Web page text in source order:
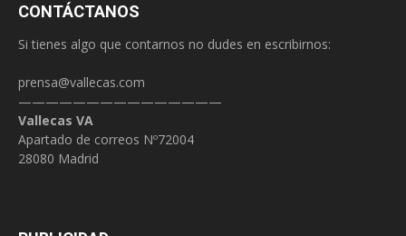
CONTÁCTANOS
Si tienes algo que contarnos no dudes en escribirnos:
prensa@vallecas.com
———————————————
Vallecas VA
Apartado de correos Nº72004
28080 Madrid